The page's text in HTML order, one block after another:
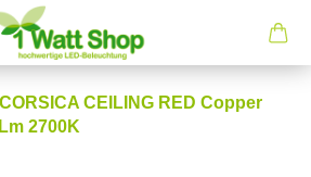
CEILING RED Copper
2700K